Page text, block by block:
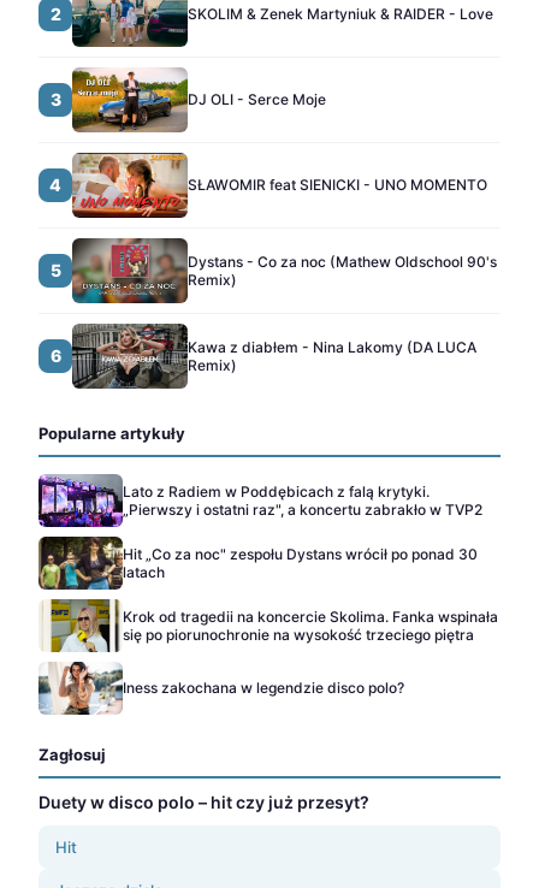
2 SKOLIM & Zenek Martyniuk & RAIDER - Love
3 DJ OLI - Serce Moje
4 SŁAWOMIR feat SIENICKI - UNO MOMENTO
5
Dystans - Co za noc (Mathew Oldschool 90's
Remix)
6
Kawa z diabłem - Nina Lakomy (DA LUCA
Remix)
Popularne artykuły
Lato z Radiem w Poddębicach z falą krytyki.
„Pierwszy i ostatni raz", a koncertu zabrakło w TVP2
Hit „Co za noc" zespołu Dystans wrócił po ponad 30
latach
Krok od tragedii na koncercie Skolima. Fanka wspinała
się po piorunochronie na wysokość trzeciego piętra
Iness zakochana w legendzie disco polo?
Zagłosuj
Duety w disco polo – hit czy już przesyt?
Hit